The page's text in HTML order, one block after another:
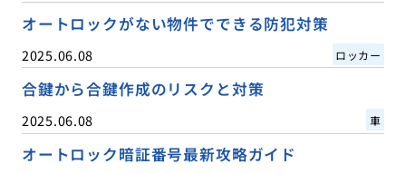
オートロックがない物件でできる防犯対策
2025.06.08 ロッカー
合鍵から合鍵作成のリスクと対策
2025.06.08 車
オートロック暗証番号最新攻略ガイド